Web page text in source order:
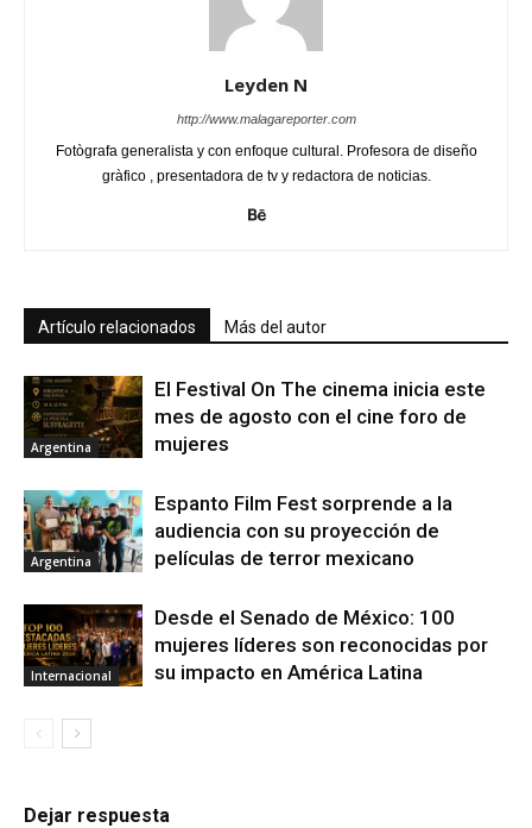
Leyden N
http://www.malagareporter.com
Fotògrafa generalista y con enfoque cultural. Profesora de diseño
gràfico , presentadora de tv y redactora de noticias.
Artículo relacionados Más del autor
Argentina
El Festival On The cinema inicia este
mes de agosto con el cine foro de
mujeres
Argentina
Espanto Film Fest sorprende a la
audiencia con su proyección de
películas de terror mexicano
Internacional
Desde el Senado de México: 100
mujeres líderes son reconocidas por
su impacto en América Latina
Dejar respuesta